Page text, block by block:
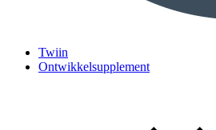
Twiin
Ontwikkelsupplement